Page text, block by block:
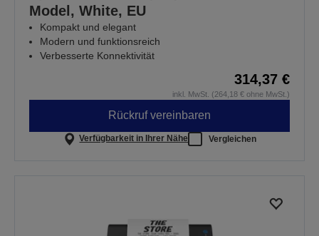
Model, White, EU
Kompakt und elegant
Modern und funktionsreich
Verbesserte Konnektivität
314,37 €
inkl. MwSt. (264,18 € ohne MwSt.)
Rückruf vereinbaren
Verfügbarkeit in Ihrer Nähe Vergleichen